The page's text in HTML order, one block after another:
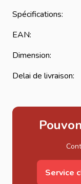
Spécifications:
EAN:
Dimension:
Delai de livraison:
Service